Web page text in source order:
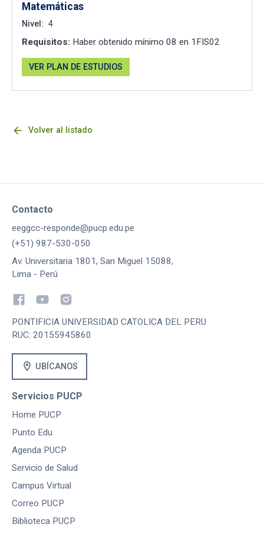
Matemáticas
Nivel: 4
Requisitos: Haber obtenido mínimo 08 en 1FIS02
VER PLAN DE ESTUDIOS
arrow_back Volver al listado
Contacto
eeggcc-responde@pucp.edu.pe
(+51) 987-530-050
Av. Universitaria 1801, San Miguel 15088,
Lima - Perú
PONTIFICIA UNIVERSIDAD CATOLICA DEL PERU
RUC: 20155945860
location_on UBÍCANOS
Servicios PUCP
Home PUCP
Punto Edu
Agenda PUCP
Servicio de Salud
Campus Virtual
Correo PUCP
Biblioteca PUCP